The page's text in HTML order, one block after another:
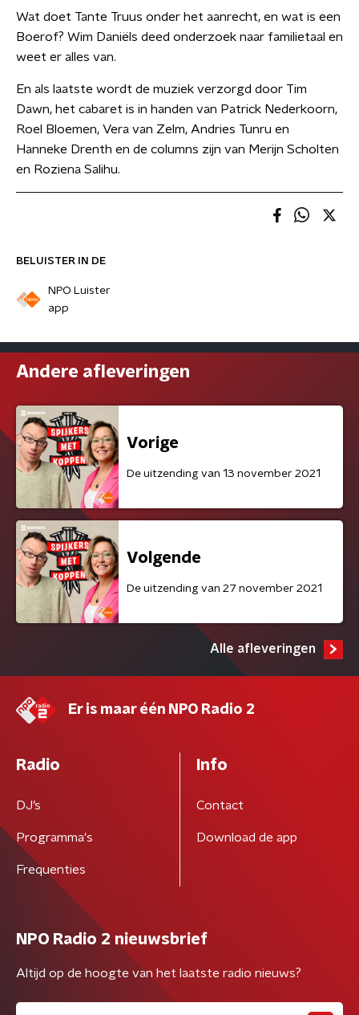
BELUISTER IN DE
NPO Luister
app
Wat doet Tante Truus onder het aanrecht, en wat is een
Boerof? Wim Daniëls deed onderzoek naar familietaal en
weet er alles van.
En als laatste wordt de muziek verzorgd door Tim
Dawn, het cabaret is in handen van Patrick Nederkoorn,
Roel Bloemen, Vera van Zelm, Andries Tunru en
Hanneke Drenth en de columns zijn van Merijn Scholten
en Roziena Salihu.
Andere afleveringen
Vorige
De uitzending van 13 november 2021
Volgende
De uitzending van 27 november 2021
Alle afleveringen
Er is maar één NPO Radio 2
Radio
DJ’s
Programma's
Frequenties
Info
Contact
Download de app
NPO Radio 2 nieuwsbrief
Altijd op de hoogte van het laatste radio nieuws?